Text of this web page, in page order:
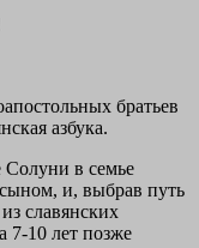
братьев
азбука.
Солуни в семье
и, выбрав путь
славянских
7-10 лет позже